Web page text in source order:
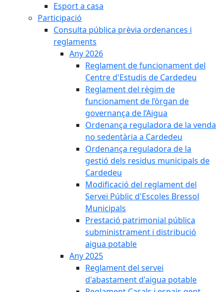
Esport a casa
Participació
Consulta pública prèvia ordenances i
reglaments
Any 2026
Reglament de funcionament del
Centre d'Estudis de Cardedeu
Reglament del règim de
funcionament de l’òrgan de
governança de l’Aigua
Ordenança reguladora de la venda
no sedentària a Cardedeu
Ordenança reguladora de la
gestió dels residus municipals de
Cardedeu
Modificació del reglament del
Servei Públic d'Escoles Bressol
Municipals
Prestació patrimonial pública
subministrament i distribució
aigua potable
Any 2025
Reglament del servei
d'abastament d'aigua potable